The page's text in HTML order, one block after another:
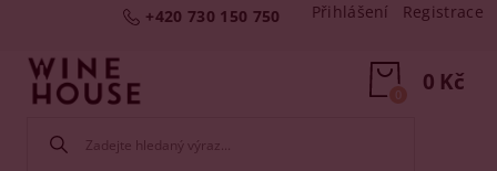
+420 730 150 750 Přihlášení Registrace
0 Kč
0